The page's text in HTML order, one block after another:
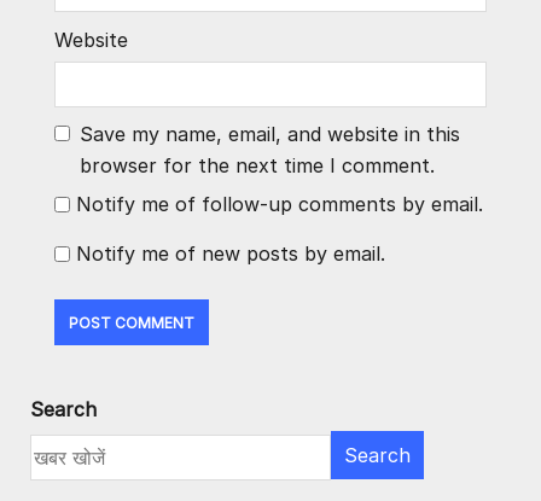
Website
Save my name, email, and website in this
browser for the next time I comment.
Notify me of follow-up comments by email.
Notify me of new posts by email.
Search
Search